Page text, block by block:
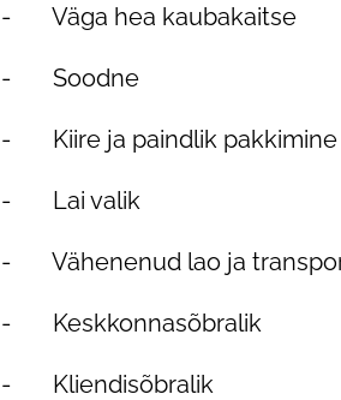
- Väga hea kaubakaitse
- Soodne
- Kiire ja paindlik pakkimine
- Lai valik
- Vähenenud lao ja
- Keskkonnasõbralik
- Kliendisõbralik